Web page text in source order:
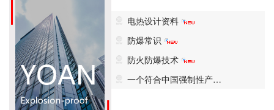
电热设计资料
防爆常识
防火防爆技术
一个符合中国强制性产…